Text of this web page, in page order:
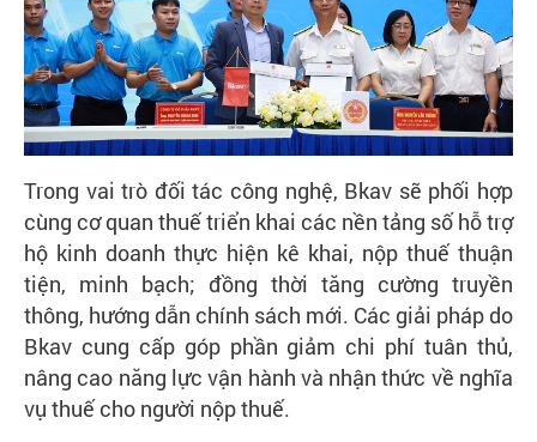
Trong vai trò đối tác công nghệ, Bkav sẽ phối hợp
cùng cơ quan thuế triển khai các nền tảng số hỗ trợ
hộ kinh doanh thực hiện kê khai, nộp thuế thuận
tiện, minh bạch; đồng thời tăng cường truyền
thông, hướng dẫn chính sách mới. Các giải pháp do
Bkav cung cấp góp phần giảm chi phí tuân thủ,
nâng cao năng lực vận hành và nhận thức về nghĩa
vụ thuế cho người nộp thuế.